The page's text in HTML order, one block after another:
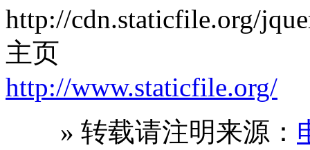
http://cdn.staticfile.org/
主页
http://www.staticfile.org/
» 转载请注明来源：